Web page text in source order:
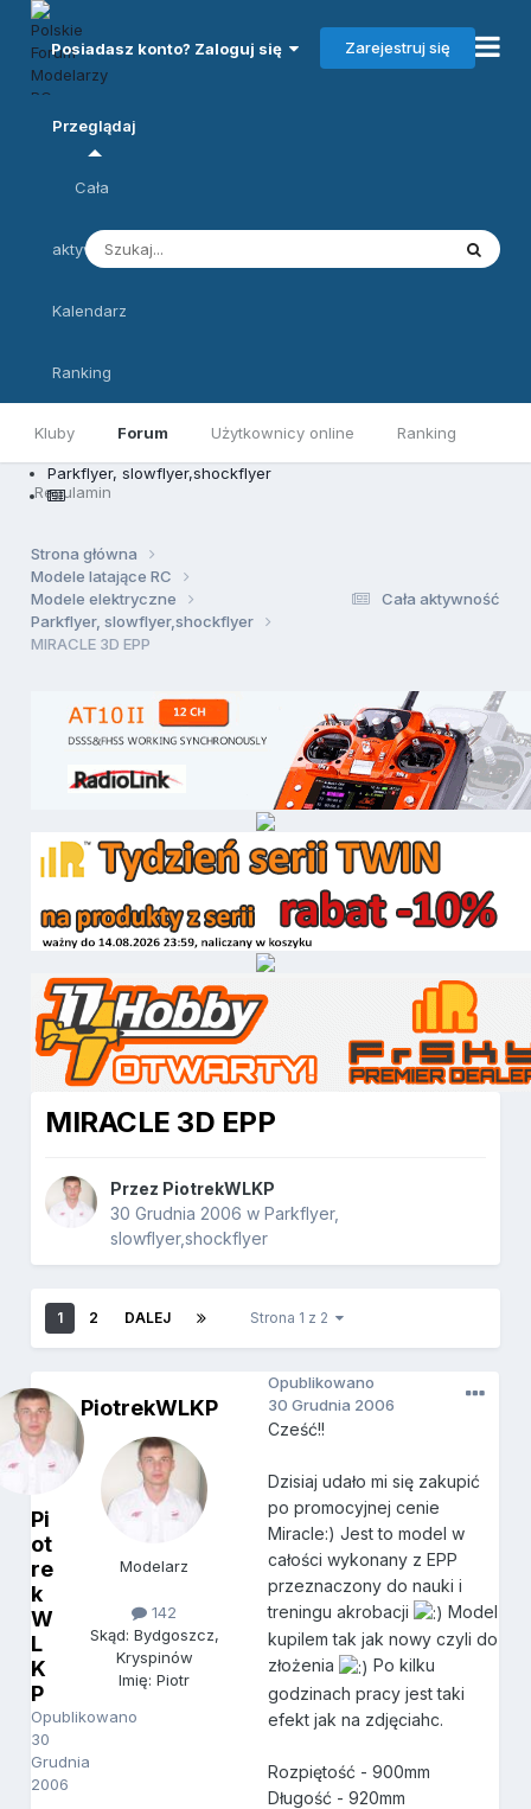
Posiadasz konto? Zaloguj się Zarejestruj się
Przeglądaj
Kluby Forum Użytkownicy online Ranking
Regulamin
Cała
aktywność
Kalendarz
Ranking
Parkflyer, slowflyer,shockflyer
Cała aktywność
Strona główna
Modele latające RC
Modele elektryczne
Parkflyer, slowflyer,shockflyer
MIRACLE 3D EPP
MIRACLE 3D EPP
Przez PiotrekWLKP
30 Grudnia 2006 wParkflyer,
slowflyer,shockflyer
1 2 DALEJ Strona 1 z 2
Pi
ot
re
k
W
L
K
P
Opublikowano
30
Grudnia
2006
PiotrekWLKP
Modelarz
142
Skąd: Bydgoszcz,
Kryspinów
Imię: Piotr
Opublikowano
30 Grudnia 2006
Cześć!!
Dzisiaj udało mi się zakupić
po promocyjnej cenie
Miracle:) Jest to model w
całości wykonany z EPP
przeznaczony do nauki i
treningu akrobacji
Model
kupilem tak jak nowy czyli do
złożenia
Po kilku
godzinach pracy jest taki
efekt jak na zdjęciahc.
Rozpiętość - 900mm
Długość - 920mm